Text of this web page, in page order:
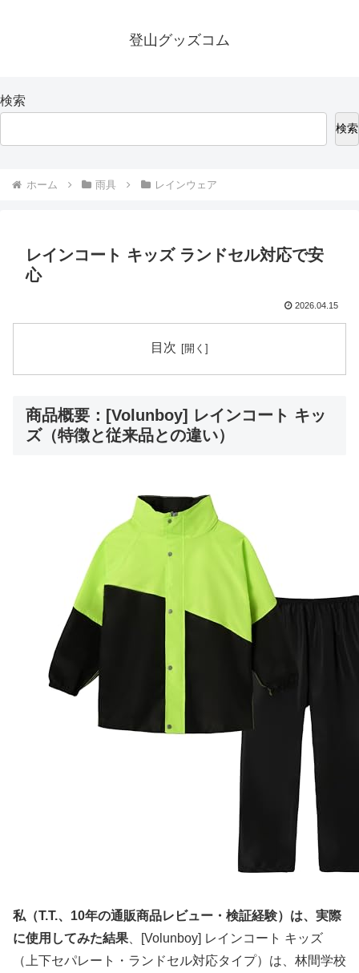
登山グッズコム
検索
検索
ホーム 雨具 レインウェア
レインコート キッズ ランドセル対応で安
心
2026.04.15
目次
商品概要：[Volunboy] レインコート キッ
ズ（特徴と従来品との違い）
私（T.T.、10年の通販商品レビュー・検証経験）は、実際
に使用してみた結果 、[Volunboy] レインコート キッズ
（上下セパレート・ランドセル対応タイプ）は、林間学校